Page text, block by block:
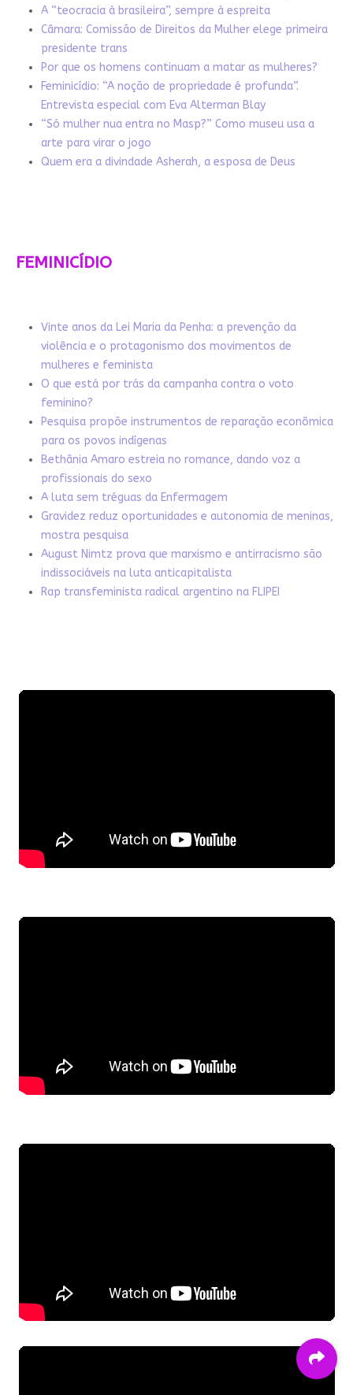
A “teocracia à brasileira”, sempre à espreita
Câmara: Comissão de Direitos da Mulher elege primeira
presidente trans
Por que os homens continuam a matar as mulheres?
Feminicídio: “A noção de propriedade é profunda”.
Entrevista especial com Eva Alterman Blay
“Só mulher nua entra no Masp?” Como museu usa a
arte para virar o jogo
Quem era a divindade Asherah, a esposa de Deus
FEMINICÍDIO
Vinte anos da Lei Maria da Penha: a prevenção da
violência e o protagonismo dos movimentos de
mulheres e feminista
O que está por trás da campanha contra o voto
feminino?
Pesquisa propõe instrumentos de reparação econômica
para os povos indígenas
Bethânia Amaro estreia no romance, dando voz a
profissionais do sexo
A luta sem tréguas da Enfermagem
Gravidez reduz oportunidades e autonomia de meninas,
mostra pesquisa
August Nimtz prova que marxismo e antirracismo são
indissociáveis na luta anticapitalista
Rap transfeminista radical argentino na FLIPEI